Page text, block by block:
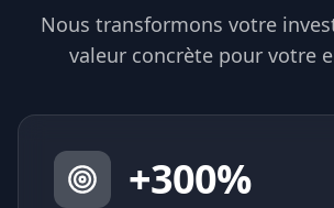
Nous transformons votre
valeur concrète pour votre
+300%